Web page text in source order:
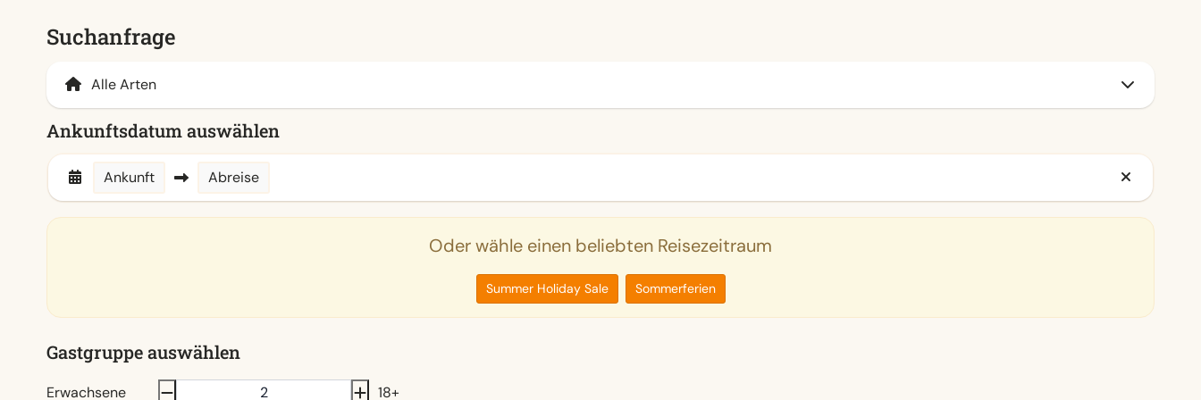
Suchanfrage
Ankunftsdatum auswählen
Ankunft Abreise
Oder wähle einen beliebten Reisezeitraum
Summer Holiday Sale Sommerferien
Gastgruppe auswählen
Erwachsene 18+